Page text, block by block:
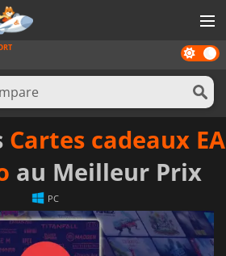
Dark
mode
Cartes cadeaux EA
au Meilleur Prix
PC